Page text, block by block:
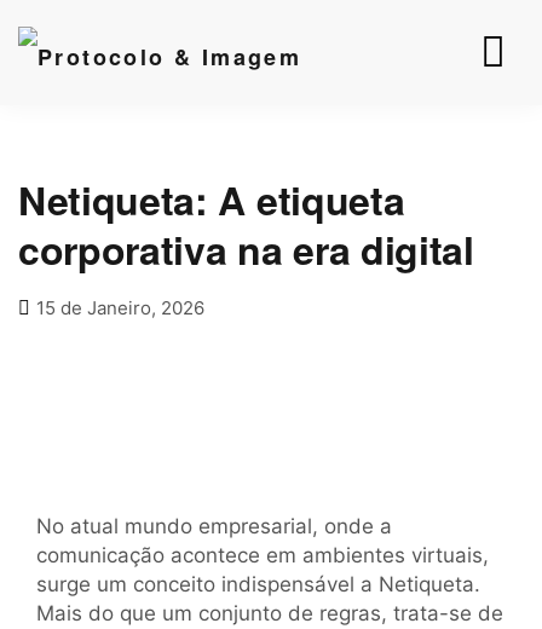
Netiqueta: A etiqueta
corporativa na era digital
15 de Janeiro, 2026
No atual mundo empresarial, onde a
comunicação acontece em ambientes virtuais,
surge um conceito indispensável a Netiqueta.
Mais do que um conjunto de regras, trata-se de